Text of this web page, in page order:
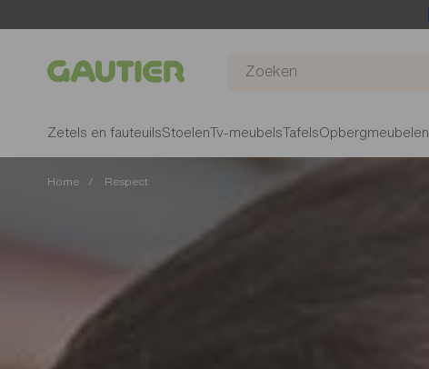
Gautier
Zetels en fauteuilsStoelenTv-meubelsTafelsOpbergmeubelen
Home Respect